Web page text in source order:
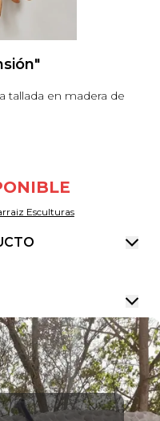
tallada en madera de
Esculturas